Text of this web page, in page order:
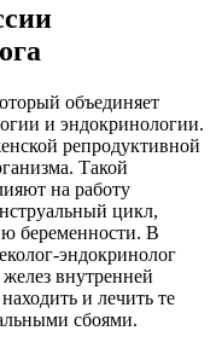
объединяет
и эндокринологии.
репродуктивной
Такой
на работу
цикл,
беременности. В
эндокринолог
внутренней
и лечить те
сбоями.